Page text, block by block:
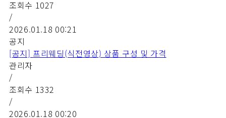
조회수 1027
/
2026.01.18 00:21
공지
[공지] 프리웨딩(식전영상) 상품 구성 및 가격
관리자
/
조회수 1332
/
2026.01.18 00:20